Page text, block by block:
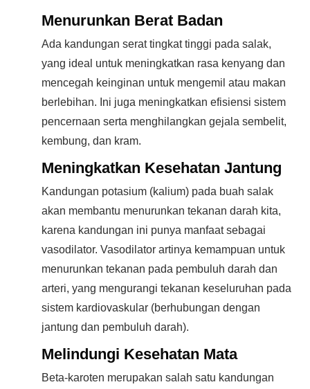
Menurunkan Berat Badan
Ada kandungan serat tingkat tinggi pada salak,
yang ideal untuk meningkatkan rasa kenyang dan
mencegah keinginan untuk mengemil atau makan
berlebihan. Ini juga meningkatkan efisiensi sistem
pencernaan serta menghilangkan gejala sembelit,
kembung, dan kram.
Meningkatkan Kesehatan Jantung
Kandungan potasium (kalium) pada buah salak
akan membantu menurunkan tekanan darah kita,
karena kandungan ini punya manfaat sebagai
vasodilator. Vasodilator artinya kemampuan untuk
menurunkan tekanan pada pembuluh darah dan
arteri, yang mengurangi tekanan keseluruhan pada
sistem kardiovaskular (berhubungan dengan
jantung dan pembuluh darah).
Melindungi Kesehatan Mata
Beta-karoten merupakan salah satu kandungan